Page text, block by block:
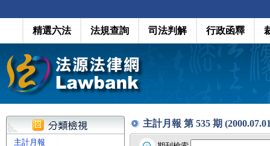
精選六法 法規查詢 司法判解 行政函釋
主計月報
主計月報 第 535 期